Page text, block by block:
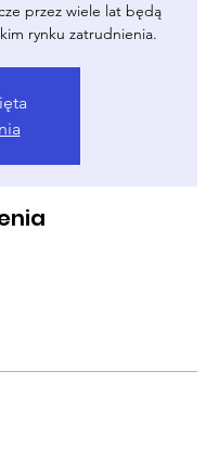
przez wiele lat będą
rynku zatrudnienia.